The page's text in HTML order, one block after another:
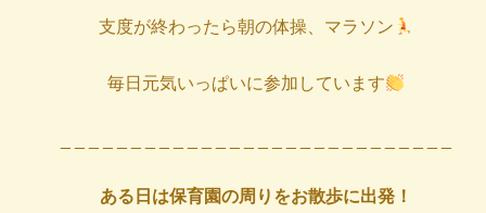
支度が終わったら朝の体操、マラソン
毎日元気いっぱいに参加しています
ある日は保育園の周りをお散歩に出発！